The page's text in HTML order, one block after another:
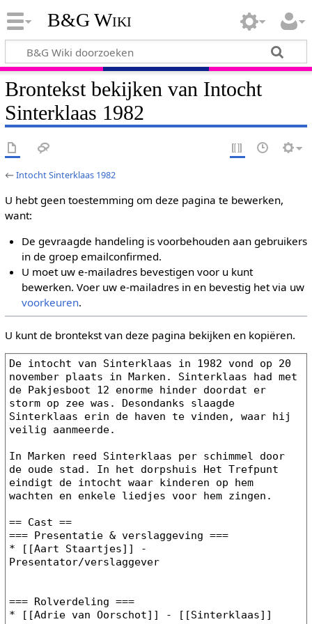
B&G Wiki
Brontekst bekijken van Intocht
Sinterklaas 1982
←Intocht Sinterklaas 1982
U hebt geen toestemming om deze pagina te bewerken,
want:
De gevraagde handeling is voorbehouden aan gebruikers
in de groep emailconfirmed.
U moet uw e-mailadres bevestigen voor u kunt
bewerken. Voer uw e-mailadres in en bevestig het via uw
voorkeuren.
U kunt de brontekst van deze pagina bekijken en kopiëren.